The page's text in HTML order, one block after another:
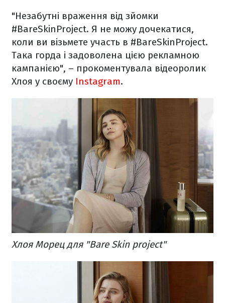
"Незабутні враження від зйомки
#BareSkinProject. Я не можу дочекатися,
коли ви візьмете участь в #BareSkinProject.
Така горда і задоволена цією рекламною
кампанією", – прокоментувала відеоролик
Хлоя у своєму Instagram.
Хлоя Морец для "Bare Skin project"